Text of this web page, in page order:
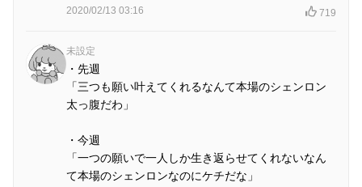
2020/02/13 03:16 719
未設定
・先週
「三つも願い叶えてくれるなんて本場のシェンロン
太っ腹だわ」
・今週
「一つの願いで一人しか生き返らせてくれないなん
て本場のシェンロンなのにケチだな」